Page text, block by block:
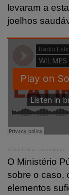
levaram a
joelhos
Rádio Latina Luxemburgo
O Ministério
sobre o caso,
elementos